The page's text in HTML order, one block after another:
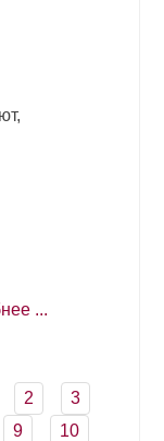
...
2
3
9
10